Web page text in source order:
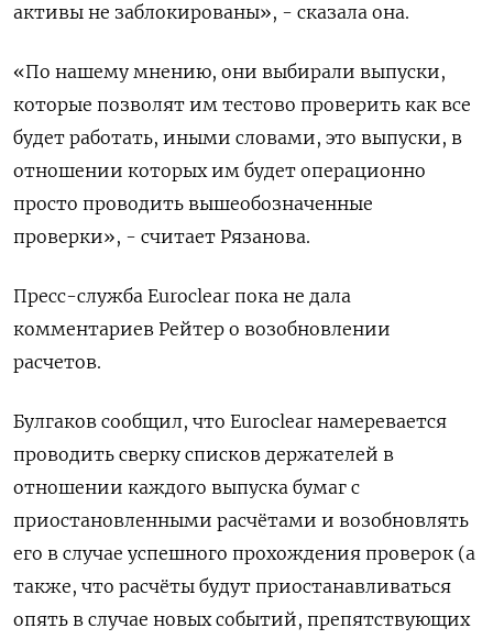
активы не заблокированы», - сказала она.
«По нашему мнению, они выбирали выпуски,
которые позволят им тестово проверить как все
будет работать, иными словами, это выпуски, в
отношении которых им будет операционно
просто проводить вышеобозначенные
проверки», - считает Рязанова.
Пресс-служба Euroclear пока не дала
комментариев Рейтер о возобновлении
расчетов.
Булгаков сообщил, что Euroclear намеревается
проводить сверку списков держателей в
отношении каждого выпуска бумаг с
приостановленными расчётами и возобновлять
его в случае успешного прохождения проверок (а
также, что расчёты будут приостанавливаться
опять в случае новых событий, препятствующих